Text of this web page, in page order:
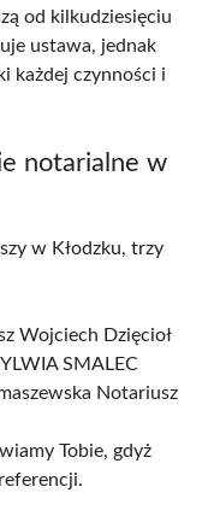
od kilkudziesięciu
ustawa, jednak
każdej czynności i
notarialne w
w Kłodzku, trzy
Wojciech Dzięcioł
SMALEC
Notariusz
Tobie, gdyż